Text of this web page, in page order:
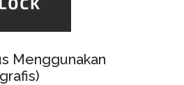
Menggunakan